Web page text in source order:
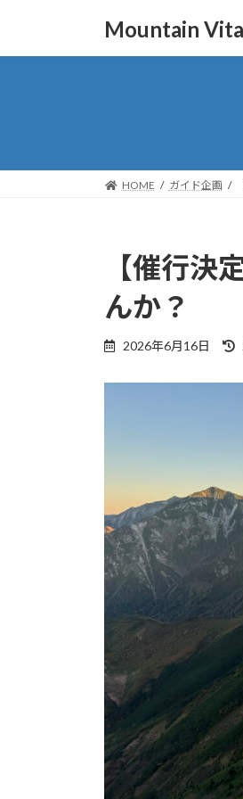
テ
ゲ
Mountain Vita
HOME ガイド企画
【催行決
んか？
2026年6月16日